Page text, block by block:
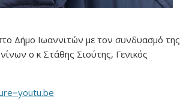
Δήμο Ιωαννιτών με τον συνδυασμό της
ο κ Στάθης Σιούτης, Γενικός